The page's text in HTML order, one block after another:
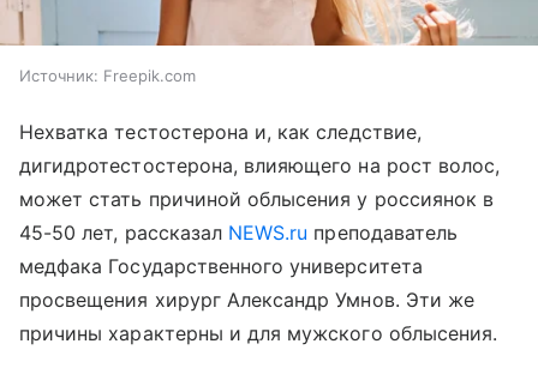
Источник: Freepik.com
Нехватка тестостерона и, как следствие,
дигидротестостерона, влияющего на рост волос,
может стать причиной облысения у россиянок в
45-50 лет, рассказал NEWS.ru преподаватель
медфака Государственного университета
просвещения хирург Александр Умнов. Эти же
причины характерны и для мужского облысения.